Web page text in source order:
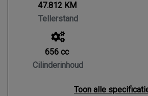
47.812 KM
Tellerstand
656 cc
Cilinderinhoud
Toon alle